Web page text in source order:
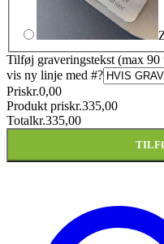
Tilføj graveringstekst (max
vis ny linje med #?
Priskr.0,00
Produkt priskr.335,00
Totalkr.335,00